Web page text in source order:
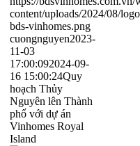
content/uploads/2024/08/
bds-vinhomes.png
cuongnguyen2023-
11-03
17:00:092024-09-
16 15:00:24Quy
hoạch Thủy
Nguyên lên Thành
phố với dự án
Vinhomes Royal
Island